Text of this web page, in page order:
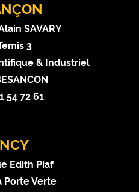
SAVARY
3
& Industriel
54 72 61
Edith Piaf
Porte Verte